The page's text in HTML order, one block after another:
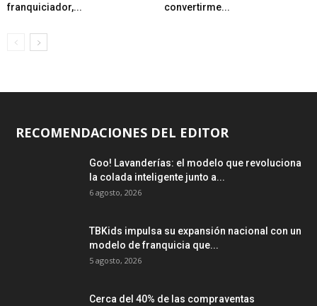
franquiciador,...
convertirme...
RECOMENDACIONES DEL EDITOR
Goo! Lavanderías: el modelo que revoluciona
la colada inteligente junto a...
6 agosto, 2026
TBKids impulsa su expansión nacional con un
modelo de franquicia que...
5 agosto, 2026
Cerca del 40% de las compraventas